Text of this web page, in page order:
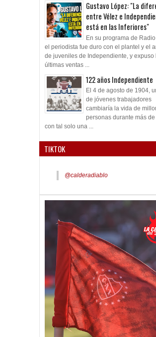
Gustavo López: "La
entre Vélez e
está en las Inferiores"
En su programa de
el periodista fue duro con el plantel y el
de juveniles de Independiente, y expuso
últimas ventas ...
122 años Independiente
El 4 de agosto de 1904,
de jóvenes trabajadores
cambiaría la vida de
personas durante más
con tal solo una ...
TIKTOK
@calderadiablo